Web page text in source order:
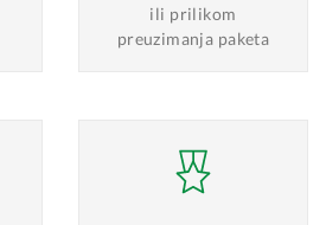
ili prilikom
preuzimanja paketa